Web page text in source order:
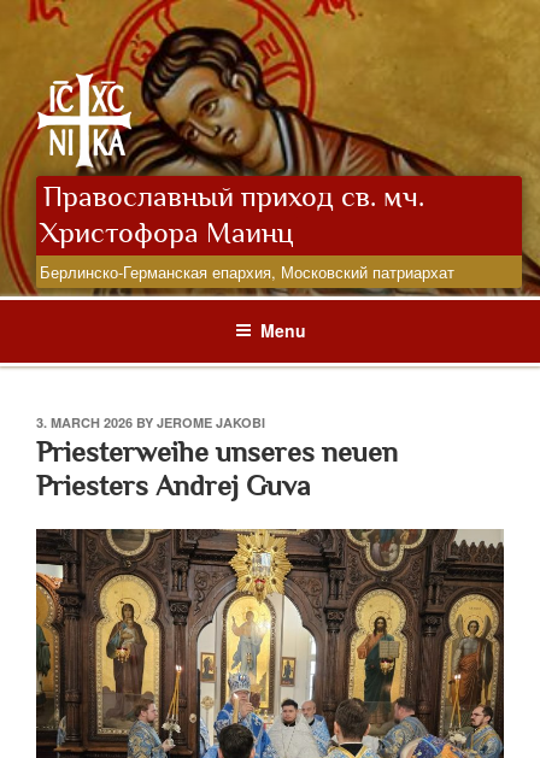
Православный приход св. мч.
Христофора Маинц
Берлинско-Германская епархия, Московский патриархат
Menu
POSTED
ON
3. MARCH 2026 BY JEROME JAKOBI
Priesterweihe unseres neuen
Priesters Andrej Guva